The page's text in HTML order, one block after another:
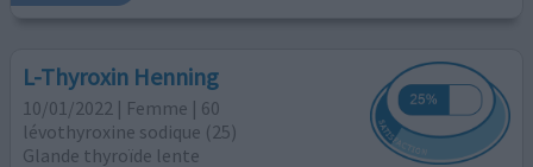
L-Thyroxin Henning
10/01/2022 | Femme | 60
lévothyroxine sodique (25)
Glande thyroïde lente